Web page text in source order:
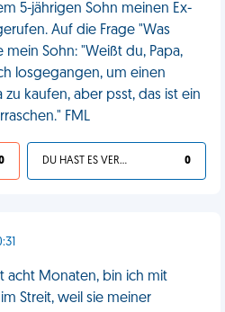
5-jährigen Sohn meinen Ex-
Auf die Frage "Was
Sohn: "Weißt du, Papa,
losgegangen, um einen
kaufen, aber psst, das ist ein
FML
DU HAST ES VERDIENT 0
acht Monaten, bin ich mit
Streit, weil sie meiner